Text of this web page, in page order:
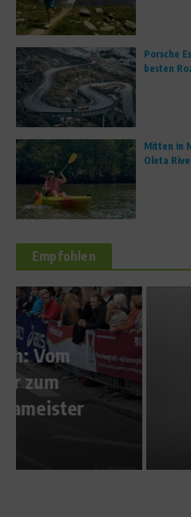
Porsche
besten
Mitten in
Oleta
Empfohlen
Mode &
Die
Jockey –